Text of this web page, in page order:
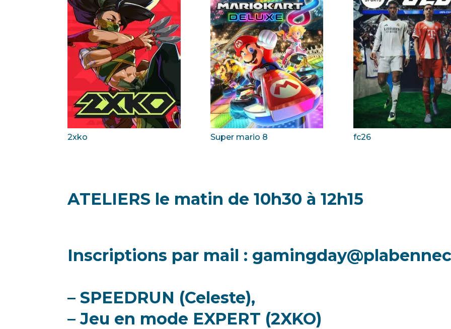
2xko Super mario 8 fc26
ATELIERS le matin de 10h30 à 12h15
Inscriptions par mail :
– SPEEDRUN (Celeste),
– Jeu en mode EXPERT (2XKO)